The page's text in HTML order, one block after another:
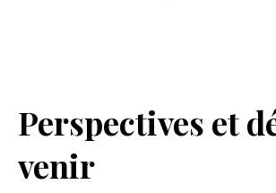
Perspectives et
venir